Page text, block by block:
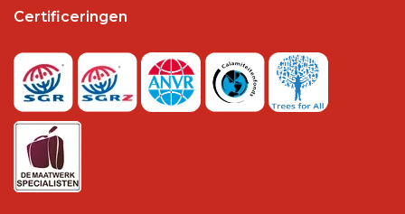
Certificeringen